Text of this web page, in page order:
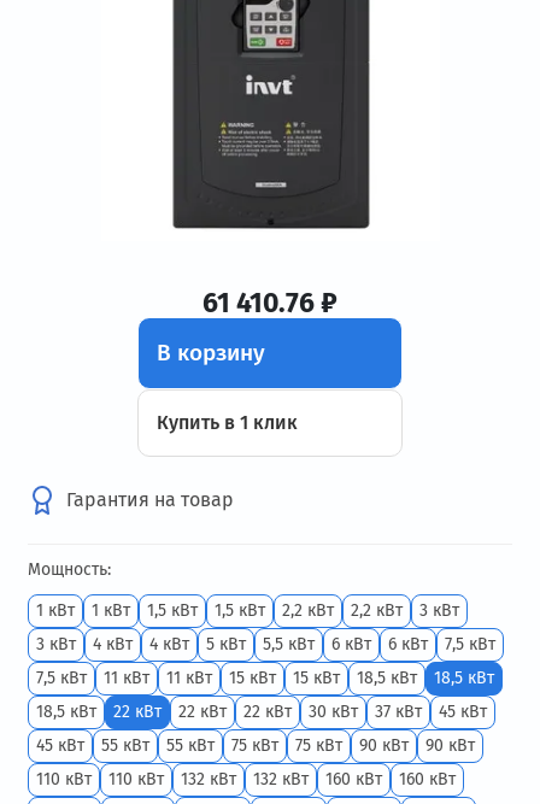
61 410.76 ₽
В корзину
Купить в 1 клик
Гарантия на товар
Мощность:
1 кВт
1 кВт 1,5 кВт 1,5 кВт 2,2 кВт 2,2 кВт
3 кВт
3 кВт
4 кВт 4 кВт 5 кВт 5,5 кВт 6 кВт 6 кВт
7,5 кВт
7,5 кВт
11 кВт 11 кВт 15 кВт 15 кВт 18,5 кВт
18,5 кВт
18,5 кВт
22 кВт 22 кВт 22 кВт 30 кВт 37 кВт
45 кВт
45 кВт
55 кВт 55 кВт 75 кВт 75 кВт 90 кВт
90 кВт
110 кВт
110 кВт 132 кВт 132 кВт 160 кВт
160 кВт